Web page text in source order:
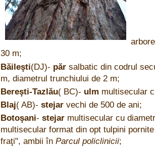
30 m;
Băileşti(DJ)- păr salbatic din codrul
m, diametrul trunchiului de 2 m;
Bereşti-Tazlău( BC)- ulm multisecular
Blaj( AB)- stejar vechi de 500 de ani;
Botoşani- stejar multisecular cu
multisecular format din opt tulpini
fraţi", ambii în Parcul policlinicii;